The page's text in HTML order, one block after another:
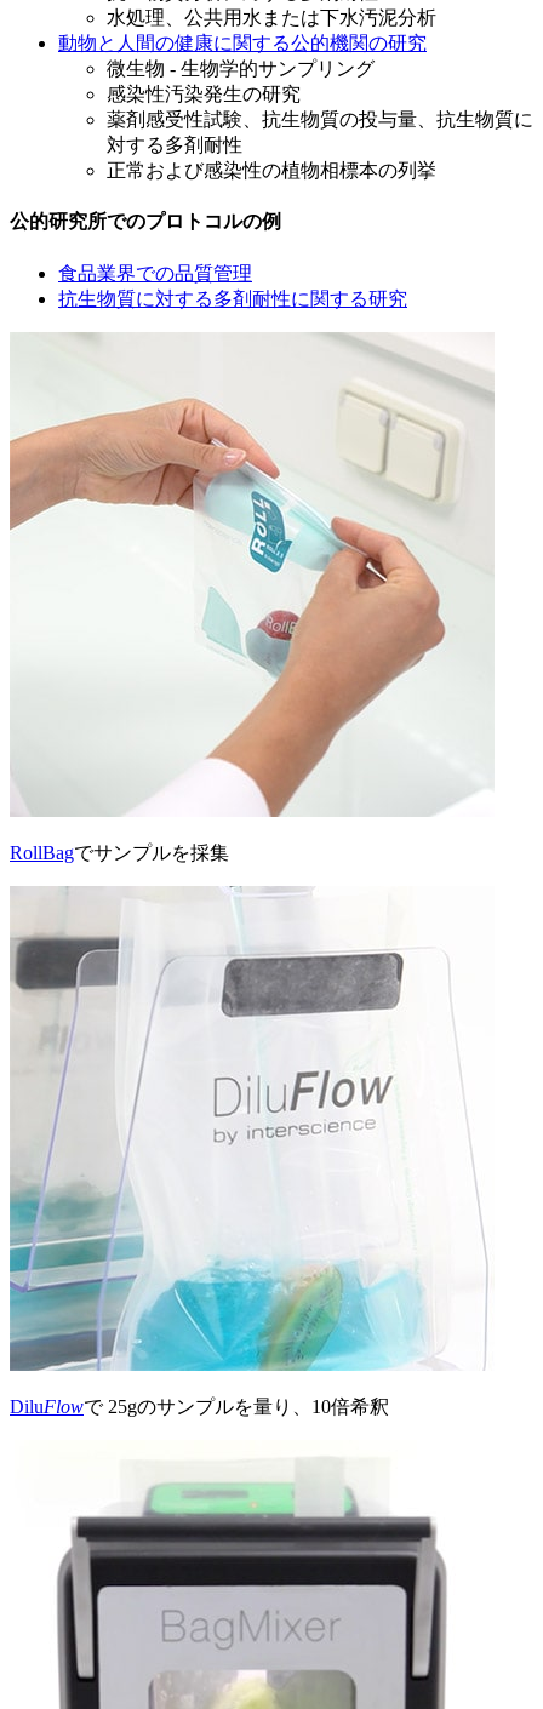
水処理、公共用水または下水汚泥分析
動物と人間の健康に関する公的機関の研究
微生物 - 生物学的サンプリング
感染性汚染発生の研究
薬剤感受性試験、抗生物質の投与量、抗生物質に
対する多剤耐性
正常および感染性の植物相標本の列挙
公的研究所でのプロトコルの例
食品業界での品質管理
抗生物質に対する多剤耐性に関する研究
RollBagでサンプルを採集
DiluFlowで 25gのサンプルを量り、10倍希釈